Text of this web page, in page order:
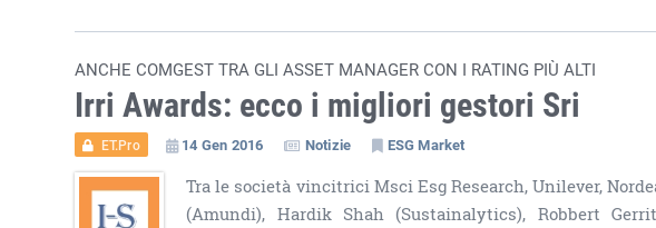
ANCHE COMGEST TRA GLI ASSET MANAGER CON I RATING PIÙ ALTI
Irri Awards: ecco i migliori gestori Sri
ET.Pro 14 Gen 2016 Notizie ESG Market
Tra le società vincitrici Msci Esg Research, Unilever,
(Amundi), Hardik Shah (Sustainalytics), Robbert